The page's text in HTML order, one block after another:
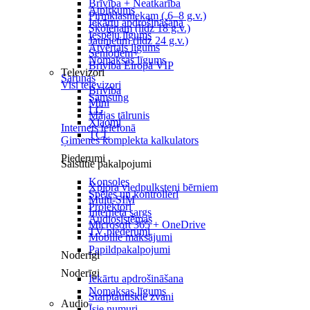
Brīvība + Neatkarība
Pirmklasniekam ( 6–8 g.v.)
Skolēnam (līdz 18 g.v.)
Jaunietim (līdz 24 g.v.)
Senioriem+
Brīvība Eiropā VIP
Sarunas
Brīvība
Mini
Mājas tālrunis
Internets telefonā
Ģimenes komplekta kalkulators
Saistītie pakalpojumi
Xplora viedpulksteņi bērniem
Multi-SIM
Interneta sargs
Microsoft 365 + OneDrive
Mobilie maksājumi
Papildpakalpojumi
Noderīgi
Starptautiskie zvani
Atpirkums
Iekārtu apdrošināšana
Iespēju līgums
Atvērtais līgums
Nomaksas līgums
Televizori
Visi televizori
Samsung
LG
Xiaomi
TCL
Piederumi
Konsoles
Spēles un kontrolieri
Projektori
Audiosistēmas
TV piederumi
Noderīgi
Iekārtu apdrošināšana
Nomaksas līgums
Audio